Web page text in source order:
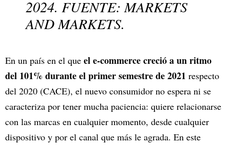
2024. FUENTE: MARKETS
AND MARKETS.
En un país en el que el e-commerce creció a un ritmo
del 101% durante el primer semestre de 2021 respecto
del 2020 (CACE), el nuevo consumidor no espera ni se
caracteriza por tener mucha paciencia: quiere relacionarse
con las marcas en cualquier momento, desde cualquier
dispositivo y por el canal que más le agrada. En este